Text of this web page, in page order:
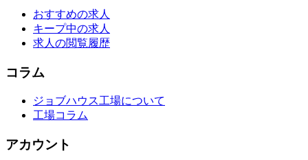
おすすめの求人
キープ中の求人
求人の閲覧履歴
コラム
ジョブハウス工場について
工場コラム
アカウント